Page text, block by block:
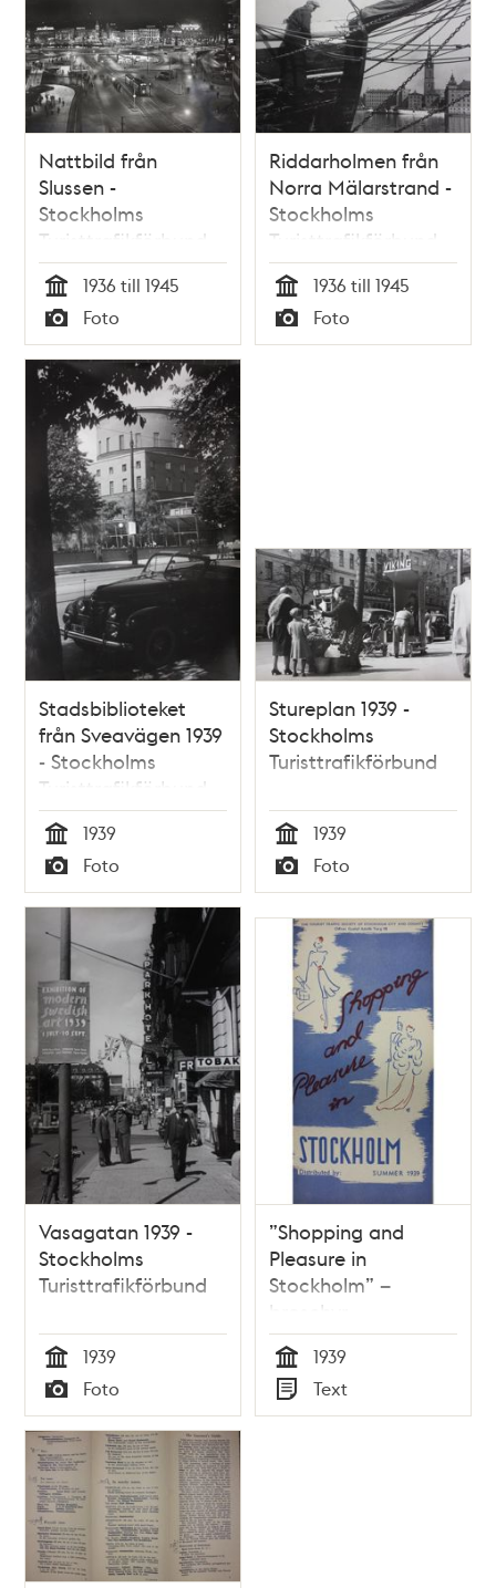
Nattbild från
Slussen -
Stockholms
Turisttrafikförbund
Tid
1936 till 1945
Typ
Foto
Riddarholmen från
Norra Mälarstrand -
Stockholms
Turisttrafikförbund
Tid
1936 till 1945
Typ
Foto
Stadsbiblioteket
från Sveavägen 1939
- Stockholms
Turisttrafikförbund
Tid
1939
Typ
Foto
Stureplan 1939 -
Stockholms
Turisttrafikförbund
Tid
1939
Typ
Foto
Vasagatan 1939 -
Stockholms
Turisttrafikförbund
Tid
1939
Typ
Foto
”Shopping and
Pleasure in
Stockholm” –
broschyr
Stockholms
Turisttrafikförbund
1939
Tid
1939
Typ
Text